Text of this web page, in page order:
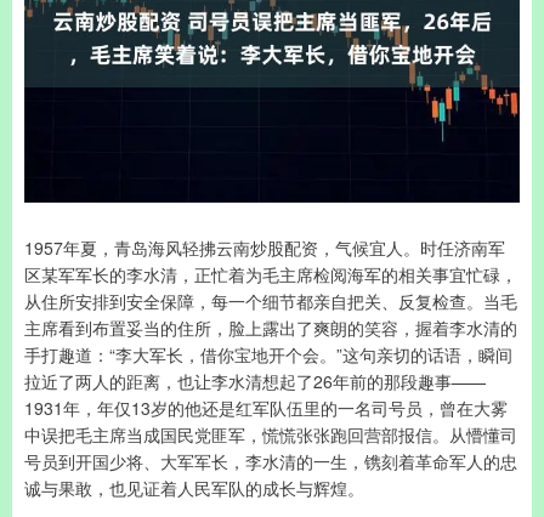
1957年夏，青岛海风轻拂云南炒股配资，气候宜人。时任济南军
区某军军长的李水清，正忙着为毛主席检阅海军的相关事宜忙碌，
从住所安排到安全保障，每一个细节都亲自把关、反复检查。当毛
主席看到布置妥当的住所，脸上露出了爽朗的笑容，握着李水清的
手打趣道：“李大军长，借你宝地开个会。”这句亲切的话语，瞬间
拉近了两人的距离，也让李水清想起了26年前的那段趣事——
1931年，年仅13岁的他还是红军队伍里的一名司号员，曾在大雾
中误把毛主席当成国民党匪军，慌慌张张跑回营部报信。从懵懂司
号员到开国少将、大军军长，李水清的一生，镌刻着革命军人的忠
诚与果敢，也见证着人民军队的成长与辉煌。